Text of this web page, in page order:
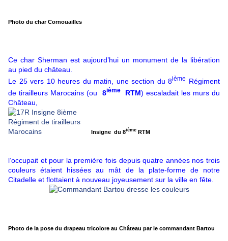
Photo du char Cornouailles
Ce char Sherman est aujourd’hui un monument de la libération
au pied du château.
Le 25 vers 10 heures du matin, une section du 8ième
Régiment
de tirailleurs Marocains (ou 8ièmeRTM) escaladait les murs du
Château,
Insigne du 8ième RTM
l’occupait et pour la première fois depuis quatre années nos trois
couleurs étaient hissées au mât de la plate-forme de notre
Citadelle et flottaient à nouveau joyeusement sur la ville en fête.
Photo de la pose du drapeau tricolore au Château par le commandant Bartou